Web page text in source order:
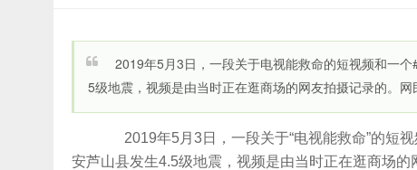
2019年5月3日，一段关于电视能救命的短视频和一
5级地震，视频是由当时正在逛商场的网友拍摄记录的。网
2019年5月3日，一段关于“电视能救命”的短
安芦山县发生4.5级地震，视频是由当时正在逛商场